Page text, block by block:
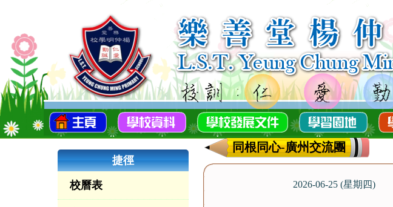
捷徑
校曆表
同根同心-廣州交流團
2026-06-25 (星期四)